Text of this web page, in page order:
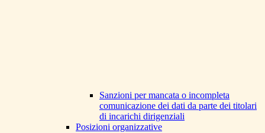
Sanzioni per mancata o incompleta
comunicazione dei dati da parte dei titolari
di incarichi dirigenziali
Posizioni organizzative